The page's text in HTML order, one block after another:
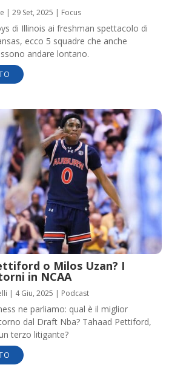
| 29 Set, 2025 | Focus
di Illinois ai freshman spettacolo di
ecco 5 squadre che anche
andare lontano.
o Milos Uzan? I
in NCAA
| 4 Giu, 2025 | Podcast
ne parliamo: qual è il miglior
dal Draft Nba? Tahaad Pettiford,
terzo litigante?